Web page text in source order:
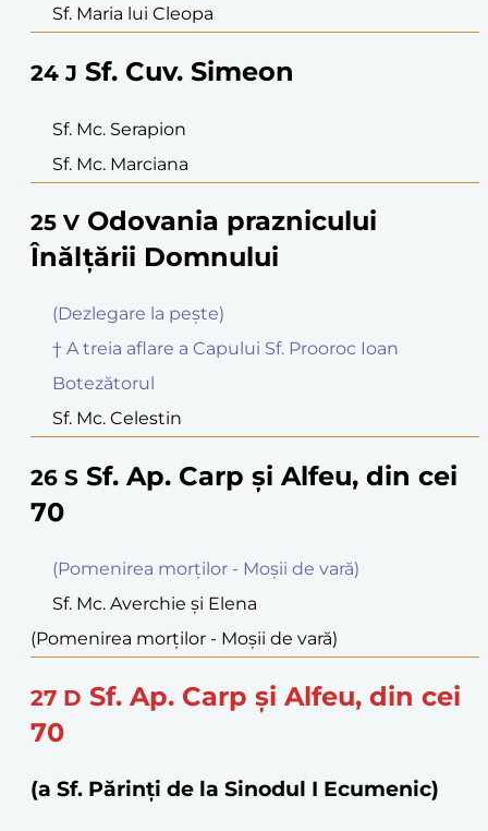
Sf. Maria lui Cleopa
24 J Sf. Cuv. Simeon
Sf. Mc. Serapion
Sf. Mc. Marciana
25 V Odovania praznicului
Înălțării Domnului
(Dezlegare la peşte)
† A treia aflare a Capului Sf. Prooroc Ioan
Botezătorul
Sf. Mc. Celestin
26 S Sf. Ap. Carp şi Alfeu, din cei
70
(Pomenirea morților - Moșii de vară)
Sf. Mc. Averchie şi Elena
(Pomenirea morților - Moșii de vară)
27 D Sf. Ap. Carp şi Alfeu, din cei
70
(a Sf. Părinți de la Sinodul I Ecumenic)